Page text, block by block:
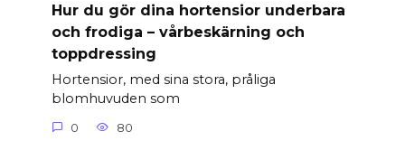
Hur du gör dina hortensior underbara
och frodiga – vårbeskärning och
toppdressing
Hortensior, med sina stora, pråliga
blomhuvuden som
0 80